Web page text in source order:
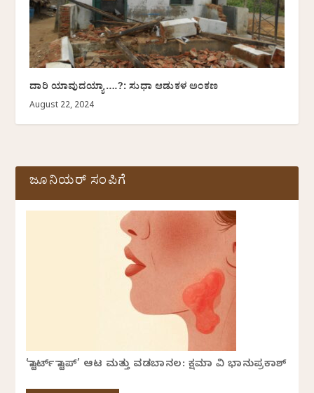
ದಾರಿ ಯಾವುದಯ್ಯಾ….?: ಸುಧಾ ಆಡುಕಳ ಅಂಕಣ
August 22, 2024
ಜೂನಿಯರ್ ಸಂಪಿಗೆ
‘ಸ್ಟಾರ್ಟ್ ಸ್ಟಾಪ್’ ಆಟ ಮತ್ತು ವಡಬಾನಲ: ಕ್ಷಮಾ ವಿ ಭಾನುಪ್ರಕಾಶ್